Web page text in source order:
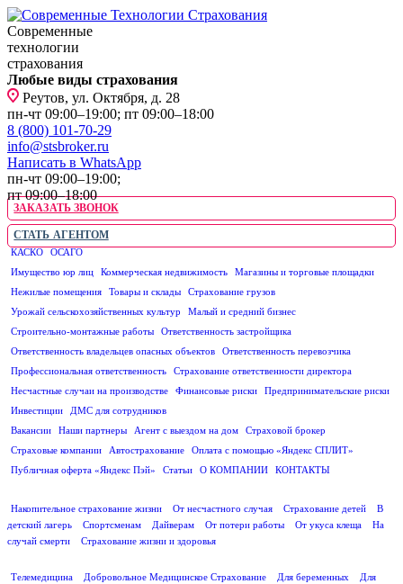
Современные
технологии
страхования
Любые виды страхования
Реутов, ул. Октября, д. 28
пн-чт 09:00–19:00; пт 09:00–18:00
8 (800) 101-70-29
info@stsbroker.ru
Написать в WhatsApp
пн-чт 09:00–19:00;
пт 09:00–18:00
ЗАКАЗАТЬ ЗВОНОК
СТАТЬ АГЕНТОМ
КАСКО ОСАГО
Имущество юр лиц
Коммерческая недвижимость
Магазины и торговые площадки
Нежилые помещения
Товары и склады
Страхование грузов
Урожай сельскохозяйственных культур
Малый и средний бизнес
Строительно-монтажные работы
Ответственность застройщика
Ответственность владельцев опасных объектов
Ответственность перевозчика
Профессиональная ответственность
Страхование ответственности директора
Несчастные случаи на производстве
Финансовые риски
Предпринимательские риски
Инвестиции
ДМС для сотрудников
Вакансии
Наши партнеры Агент с выездом на дом
Страховой брокер
Страховые компании
Автострахование
Оплата с помощью «Яндекс СПЛИТ»
Публичная оферта «Яндекс Пэй»
Статьи О КОМПАНИИ
КОНТАКТЫ
Накопительное страхование жизни
От несчастного случая Страхование детей
В
детский лагерь
Спортсменам Дайверам От потери работы От укуса клеща
На
случай смерти
Страхование жизни и здоровья
Телемедицина
Добровольное Медицинское Страхование Для беременных
Для